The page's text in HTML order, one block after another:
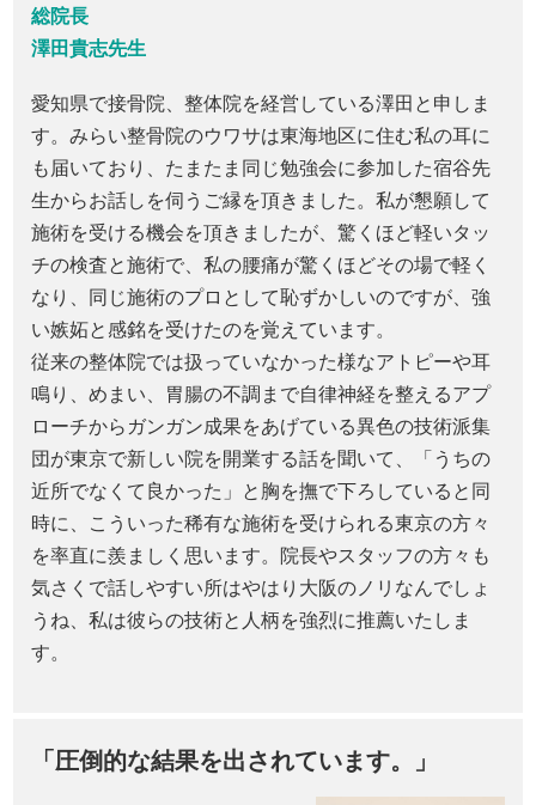
総院長
澤田貴志先生
愛知県で接骨院、整体院を経営している澤田と申しま
す。みらい整骨院のウワサは東海地区に住む私の耳に
も届いており、たまたま同じ勉強会に参加した宿谷先
生からお話しを伺うご縁を頂きました。私が懇願して
施術を受ける機会を頂きましたが、驚くほど軽いタッ
チの検査と施術で、私の腰痛が驚くほどその場で軽く
なり、同じ施術のプロとして恥ずかしいのですが、強
い嫉妬と感銘を受けたのを覚えています。
従来の整体院では扱っていなかった様なアトピーや耳
鳴り、めまい、胃腸の不調まで自律神経を整えるアプ
ローチからガンガン成果をあげている異色の技術派集
団が東京で新しい院を開業する話を聞いて、「うちの
近所でなくて良かった」と胸を撫で下ろしていると同
時に、こういった稀有な施術を受けられる東京の方々
を率直に羨ましく思います。院長やスタッフの方々も
気さくで話しやすい所はやはり大阪のノリなんでしょ
うね、私は彼らの技術と人柄を強烈に推薦いたしま
す。
「圧倒的な結果を出されています。」